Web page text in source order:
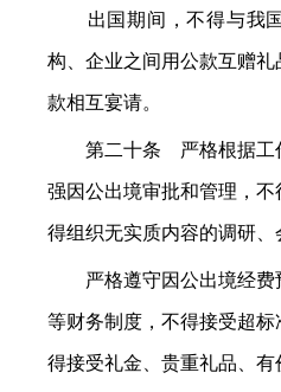
出国期间，不得与我国
构、企业之间用公款互赠
款相互宴请。
第二十条 严格根据工
强因公出境审批和管理，
得组织无实质内容的调研、
严格遵守因公出境经费
等财务制度，不得接受超
得接受礼金、贵重礼品、